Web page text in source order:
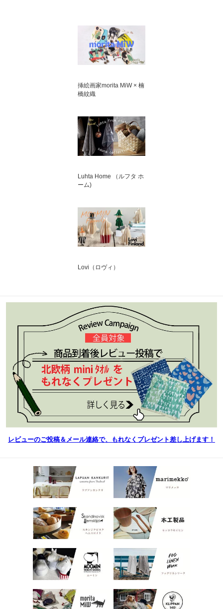
挿絵画家morita MiW × 楠
橋紋織
Luhta Home （ルフタ ホ
ーム)
Lovi（ロヴィ）
レビューのご投稿＆メール連絡で、もれなくプレゼント差し上げます！